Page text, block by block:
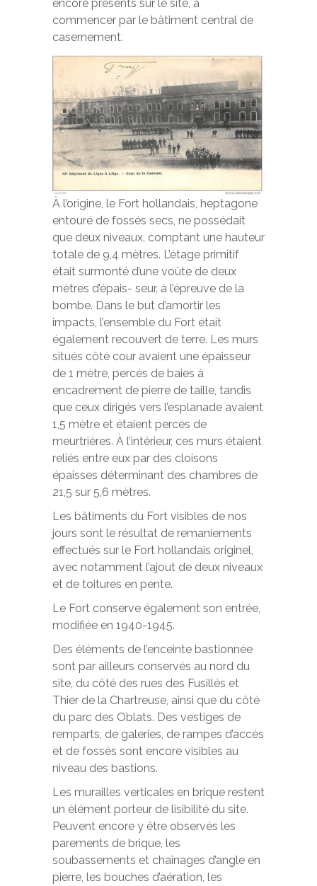
encore présents sur le site, à
commencer par le bâtiment central de
casernement.
À l’origine, le Fort hollandais, heptagone
entouré de fossés secs, ne possédait
que deux niveaux, comptant une hauteur
totale de 9,4 mètres. L’étage primitif
était surmonté d’une voûte de deux
mètres d’épais- seur, à l’épreuve de la
bombe. Dans le but d’amortir les
impacts, l’ensemble du Fort était
également recouvert de terre. Les murs
situés côté cour avaient une épaisseur
de 1 mètre, percés de baies à
encadrement de pierre de taille, tandis
que ceux dirigés vers l’esplanade avaient
1,5 mètre et étaient percés de
meurtrières. À l’intérieur, ces murs étaient
reliés entre eux par des cloisons
épaisses déterminant des chambres de
21,5 sur 5,6 mètres.
Les bâtiments du Fort visibles de nos
jours sont le résultat de remaniements
effectués sur le Fort hollandais originel,
avec notamment l’ajout de deux niveaux
et de toitures en pente.
Le Fort conserve également son entrée,
modifiée en 1940-1945.
Des éléments de l’enceinte bastionnée
sont par ailleurs conservés au nord du
site, du côté des rues des Fusillés et
Thier de la Chartreuse, ainsi que du côté
du parc des Oblats. Des vestiges de
remparts, de galeries, de rampes d’accès
et de fossés sont encore visibles au
niveau des bastions.
Les murailles verticales en brique restent
un élément porteur de lisibilité du site.
Peuvent encore y être observés les
parements de brique, les
soubassements et chaînages d’angle en
pierre, les bouches d’aération, les